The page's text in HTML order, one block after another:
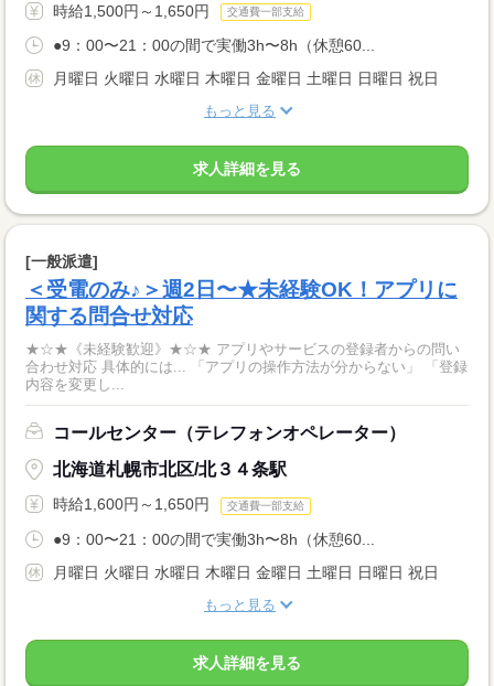
時給1,500円～1,650円 交通費一部支給
●9：00〜21：00の間で実働3h〜8h（休憩60...
月曜日 火曜日 水曜日 木曜日 金曜日 土曜日 日曜日 祝日
もっと見る
求人詳細を見る
[一般派遣]
＜受電のみ♪＞週2日〜★未経験OK！アプリに
関する問合せ対応
★☆★《未経験歓迎》★☆★ アプリやサービスの登録者からの問い
合わせ対応 具体的には... 「アプリの操作方法が分からない」 「登録
内容を変更し...
コールセンター（テレフォンオペレーター）
北海道札幌市北区/北３４条駅
時給1,600円～1,650円 交通費一部支給
●9：00〜21：00の間で実働3h〜8h（休憩60...
月曜日 火曜日 水曜日 木曜日 金曜日 土曜日 日曜日 祝日
もっと見る
求人詳細を見る